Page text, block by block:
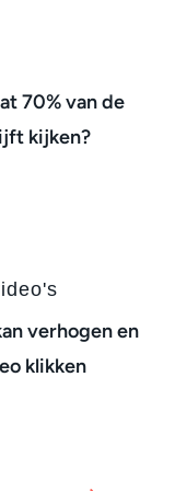
70% van de
kijken?
verhogen en
klikken